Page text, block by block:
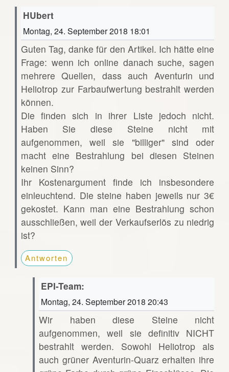
HUbert
Montag, 24. September 2018 18:01
Guten Tag, danke für den Artikel. Ich hätte eine
Frage: wenn ich online danach suche, sagen
mehrere Quellen, dass auch Aventurin und
Heliotrop zur Farbaufwertung bestrahlt werden
können.
Die finden sich in ihrer Liste jedoch nicht.
Haben Sie diese Steine nicht mit
aufgenommen, weil sie "billiger" sind oder
macht eine Bestrahlung bei diesen Steinen
keinen Sinn?
Ihr Kostenargument finde ich insbesondere
einleuchtend. Die steine haben jeweils nur 3€
gekostet. Kann man eine Bestrahlung schon
ausschließen, weil der Verkaufserlös zu niedrig
ist?
Antworten
EPI-Team:
Montag, 24. September 2018 20:43
Wir haben diese Steine nicht
aufgenommen, weil sie definitiv NICHT
bestrahlt werden. Sowohl Heliotrop als
auch grüner Aventurin-Quarz erhalten ihre